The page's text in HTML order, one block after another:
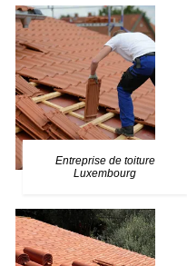
Entreprise de toiture
Luxembourg